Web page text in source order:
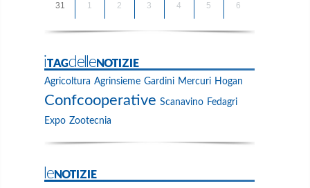
31 1 2 3 4 5 6
iTAGdelleNOTIZIE
Agricoltura Agrinsieme Gardini Mercuri Hogan
Confcooperative Scanavino Fedagri
Expo Zootecnia
leNOTIZIE